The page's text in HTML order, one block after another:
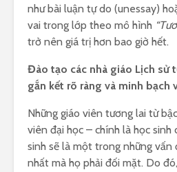
như bài luận tự do (unessay)
vai trong lớp theo mô hình
trở nên giá trị hơn bao giờ hết.
Đào tạo các nhà giáo Lịch sử
gắn kết rõ ràng và minh bạch
Những giáo viên tương lai từ
viên đại học – chính là học sinh
sinh sẽ là một trong những vấn
nhất mà họ phải đối mặt. Do